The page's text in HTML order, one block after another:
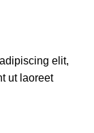
elit,
ut laoreet